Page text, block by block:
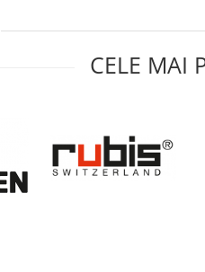
CELE MAI